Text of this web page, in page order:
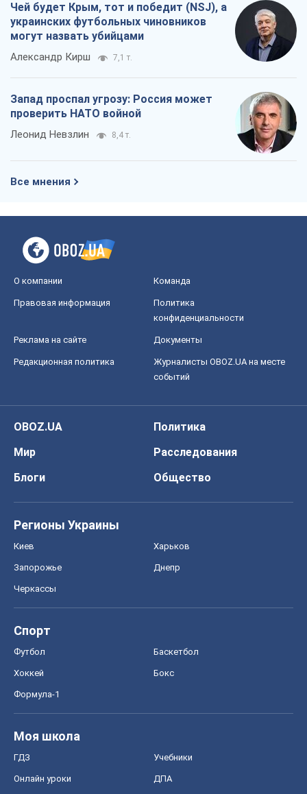
Чей будет Крым, тот и победит (NSJ), а
украинских футбольных чиновников
могут назвать убийцами
Александр Кирш 7,1 т.
Запад проспал угрозу: Россия может
проверить НАТО войной
Леонид Невзлин 8,4 т.
Все мнения
О компании Команда
Правовая информация
Политика
конфиденциальности
Реклама на сайте Документы
Редакционная политика
Журналисты OBOZ.UA на месте
событий
OBOZ.UA
Политика
Мир
Расследования
Блоги
Общество
Регионы Украины
Киев Харьков
Запорожье Днепр
Черкассы
Спорт
Футбол Баскетбол
Хоккей Бокс
Формула-1
Моя школа
ГДЗ Учебники
Онлайн уроки ДПА